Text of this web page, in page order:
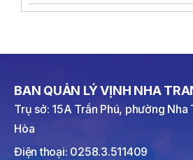
BAN QUẢN LÝ VỊNH NHA
Trụ sở: 15A Trần Phú, phường Nha
Hòa
Điện thoại: 0258.3.511409